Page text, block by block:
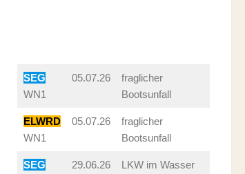
SEG
WN1
05.07.26
fraglicher
Bootsunfall
ELWRD
WN1
05.07.26
fraglicher
Bootsunfall
SEG
29.06.26 LKW im Wasser